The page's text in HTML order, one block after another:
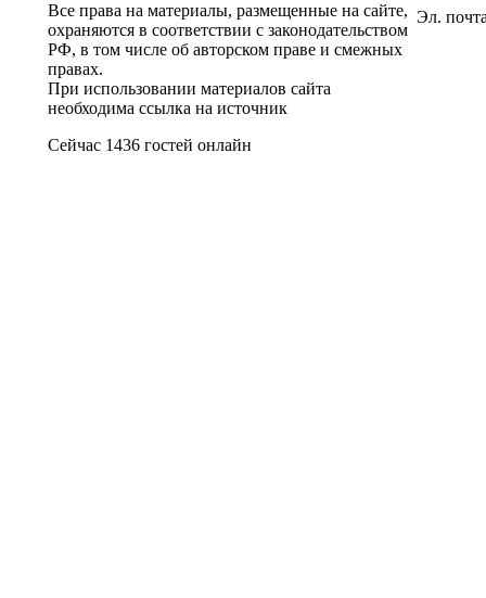
Все права на материалы, размещенные на сайте,
охраняются в соответствии с законодательством
РФ, в том числе об авторском праве и смежных
правах.
При использовании материалов сайта
необходима ссылка на источник
Сейчас 1436 гостей онлайн
Эл.